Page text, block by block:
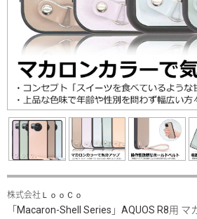
株式会社ＬｏｏＣｏ
「Macaron-Shell Series」AQUOS R8用